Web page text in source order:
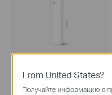
5 ГГц 300 Мбит/с 13 дБи
From United States?
Получайте информацию о